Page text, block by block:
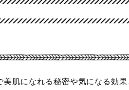
肌になれる秘密や気になる効